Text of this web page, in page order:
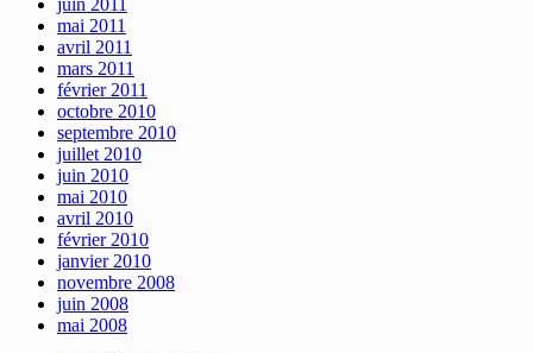
mai 2011
avril 2011
mars 2011
février 2011
octobre 2010
septembre 2010
juillet 2010
juin 2010
mai 2010
avril 2010
février 2010
janvier 2010
novembre 2008
juin 2008
mai 2008